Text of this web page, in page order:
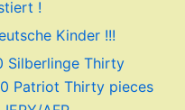
!
Kinder !!!
Silberlinge Thirty
Patriot Thirty pieces